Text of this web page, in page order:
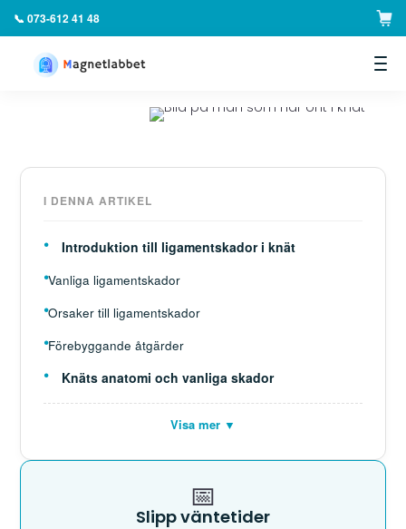
📞 073-612 41 48
I DENNA ARTIKEL
Introduktion till ligamentskador i knät
Vanliga ligamentskador
Orsaker till ligamentskador
Förebyggande åtgärder
Knäts anatomi och vanliga skador
Visa mer ▼
📅
Slipp väntetider